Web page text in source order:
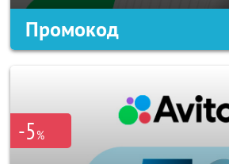
Промокод
-5%